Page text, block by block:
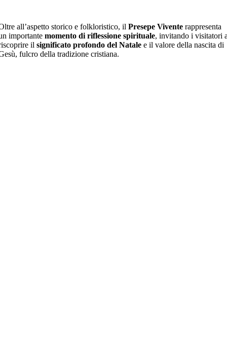
all’aspetto storico e folkloristico, ilPresepe Vivente rappresenta
importantemomento di riflessione spirituale, invitando i visitatori
ilsignificato profondo del Natale e il valore della nascita di
fulcro della tradizione cristiana.